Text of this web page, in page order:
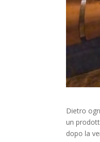
Dietro
un
dopo la